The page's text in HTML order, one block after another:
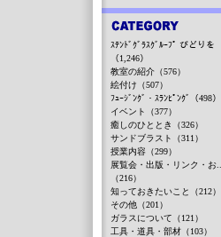
ｽﾃﾝﾄﾞｸﾞﾗｽｸﾞﾙｰﾌﾟ びどりを
（1,246）
教室の紹介（576）
絵付け（507）
ﾌｭｰｼﾞﾝｸﾞ・ｽﾗﾝﾋﾟﾝｸﾞ（498）
イベント（377）
癒しのひととき（326）
サンドブラスト（311）
授業内容（299）
展覧会・出版・リンク・お...
（216）
知っておきたいこと（212）
その他（201）
ガラスについて（121）
工具・道具・部材（103）